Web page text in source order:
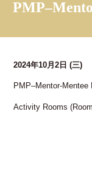
2024年10月2日(三)
PMP–Mentor-
Activity Rooms